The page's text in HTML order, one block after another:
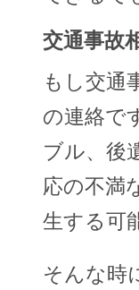
交通事故
もし交通
の連絡で
ブル、後
応の不満
生する可
そんな時